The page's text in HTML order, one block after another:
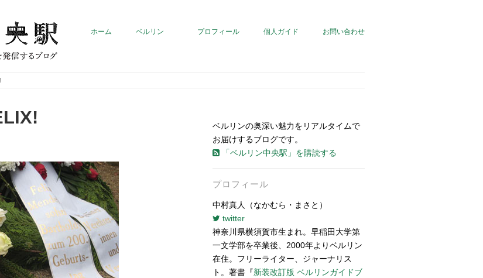
ホーム ベルリン プロフィール 個人ガイド お問い合わせ
ベルリンの奥深い魅力をリアルタイムで
お届けするブログです。
「ベルリン中央駅」を購読する
プロフィール
中村真人（なかむら・まさと）
twitter
神奈川県横須賀市生まれ。早稲田大学第
一文学部を卒業後、2000年よりベルリン
在住。フリーライター、ジャーナリス
ト。著書『新装改訂版 ベルリンガイドブ